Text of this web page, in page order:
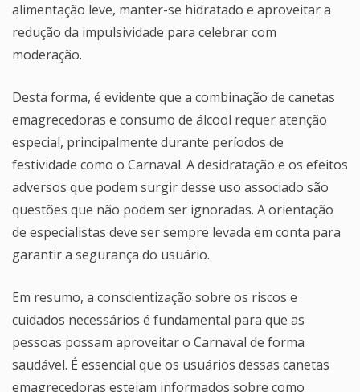
alimentação leve, manter-se hidratado e aproveitar a
redução da impulsividade para celebrar com
moderação.
Desta forma, é evidente que a combinação de canetas
emagrecedoras e consumo de álcool requer atenção
especial, principalmente durante períodos de
festividade como o Carnaval. A desidratação e os efeitos
adversos que podem surgir desse uso associado são
questões que não podem ser ignoradas. A orientação
de especialistas deve ser sempre levada em conta para
garantir a segurança do usuário.
Em resumo, a conscientização sobre os riscos e
cuidados necessários é fundamental para que as
pessoas possam aproveitar o Carnaval de forma
saudável. É essencial que os usuários dessas canetas
emagrecedoras estejam informados sobre como